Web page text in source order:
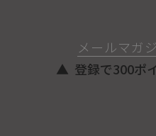
メールマガ
登録で300ポ